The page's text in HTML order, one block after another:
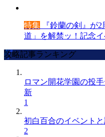
特集 『鈴蘭の剣』が
道」を解禁ッ！記念
攻略記事ランキング
ロマン開花学園の投
新
1
初白百合のイベント
2